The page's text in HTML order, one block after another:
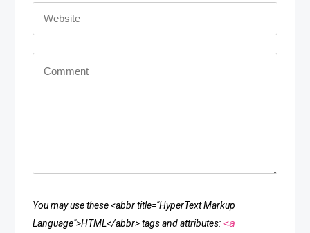
You may use these <abbr title="HyperText Markup
Language">HTML</abbr> tags and attributes:<a